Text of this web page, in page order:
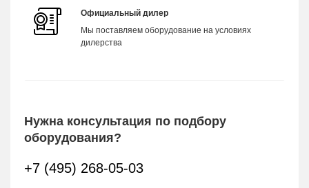
Официальный дилер
Мы поставляем оборудование на условиях
дилерства
Нужна консультация по подбору
оборудования?
+7 (495) 268-05-03